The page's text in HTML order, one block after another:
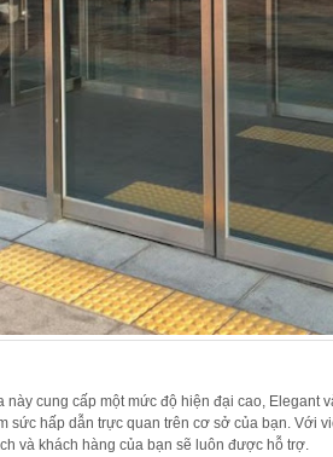
này cung cấp một mức độ hiện đại cao, Elegant
sức hấp dẫn trực quan trên cơ sở của bạn. Với
và khách hàng của bạn sẽ luôn được hỗ trợ.